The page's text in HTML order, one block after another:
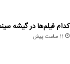
کدام فیلم‌ها در گیشه
11 ساعت پیش